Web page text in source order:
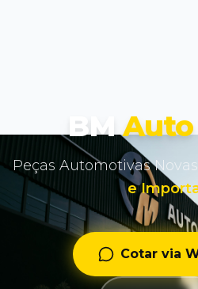
BM Auto
Peças Automotivas Novas
e
Cotar via